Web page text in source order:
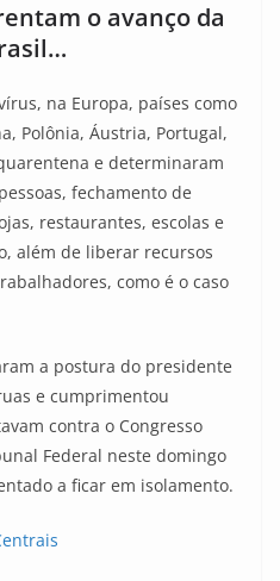
o avanço da
na Europa, países como
Polônia, Áustria, Portugal,
e determinaram
fechamento de
restaurantes, escolas e
além de liberar recursos
como é o caso
a postura do presidente
e cumprimentou
contra o Congresso
Federal neste domingo
a ficar em isolamento.